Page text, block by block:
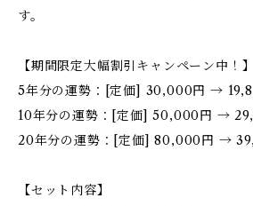
す。
【期間限定大幅割引キャンペーン中！】
5年分の運勢：[定価] 30,000円 →
10年分の運勢：[定価] 50,000円 →
20年分の運勢：[定価] 80,000円 →
【セット内容】